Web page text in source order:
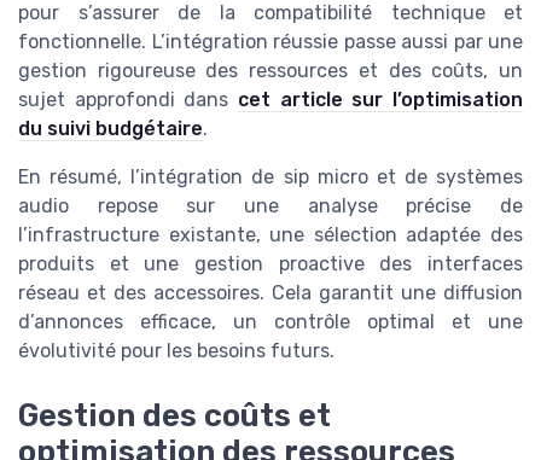
pour s’assurer de la compatibilité technique et
fonctionnelle. L’intégration réussie passe aussi par une
gestion rigoureuse des ressources et des coûts, un
sujet approfondi dans cet article sur l’optimisation
du suivi budgétaire.
En résumé, l’intégration de sip micro et de systèmes
audio repose sur une analyse précise de
l’infrastructure existante, une sélection adaptée des
produits et une gestion proactive des interfaces
réseau et des accessoires. Cela garantit une diffusion
d’annonces efficace, un contrôle optimal et une
évolutivité pour les besoins futurs.
Gestion des coûts et
optimisation des ressources